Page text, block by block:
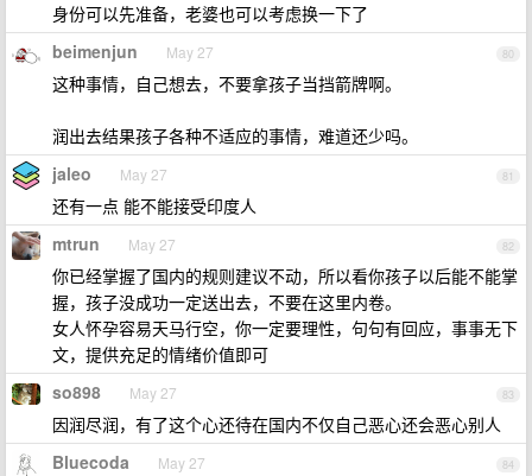
身份可以先准备，老婆也可以考虑换一下了
80
beimenjun May 27
这种事情，自己想去，不要拿孩子当挡箭牌啊。
润出去结果孩子各种不适应的事情，难道还少吗。
81
jaleo May 27
还有一点 能不能接受印度人
82
mtrun May 27
你已经掌握了国内的规则建议不动，所以看你孩子以后能不能掌
握，孩子没成功一定送出去，不要在这里内卷。
女人怀孕容易天马行空，你一定要理性，句句有回应，事事无下
文，提供充足的情绪价值即可
83
so898 May 27
因润尽润，有了这个心还待在国内不仅自己恶心还会恶心别人
84
Bluecoda May 27